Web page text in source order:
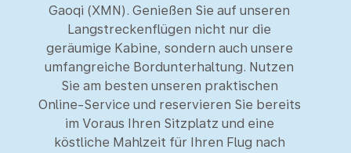
Gaoqi (XMN). Genießen Sie auf unseren
Langstreckenflügen nicht nur die
geräumige Kabine, sondern auch unsere
umfangreiche Bordunterhaltung. Nutzen
Sie am besten unseren praktischen
Online-Service und reservieren Sie bereits
im Voraus Ihren Sitzplatz und eine
köstliche Mahlzeit für Ihren Flug nach